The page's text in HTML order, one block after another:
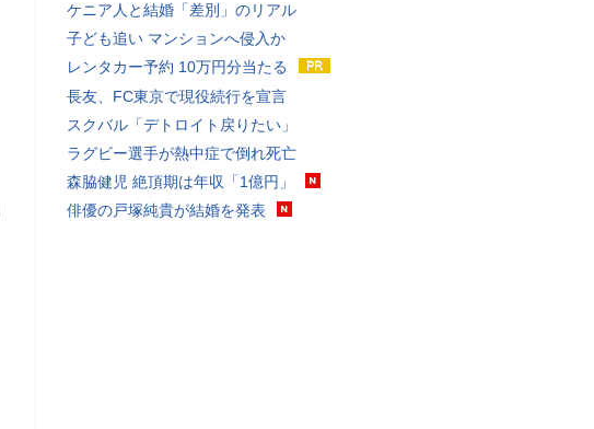
ケニア人と結婚「差別」のリアル
子ども追い マンションへ侵入か
レンタカー予約 10万円分当たる
長友、FC東京で現役続行を宣言
スクバル「デトロイト戻りたい」
ラグビー選手が熱中症で倒れ死亡
森脇健児 絶頂期は年収「1億円」
俳優の戸塚純貴が結婚を発表